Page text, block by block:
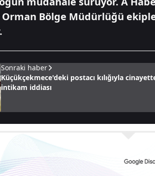
Başkan Erdoğan
Suudi Arabistan
Bölge Müdürlüğü
Sonraki haber
Küçükçekmece'deki postacı kılığıyla
intikam iddiası